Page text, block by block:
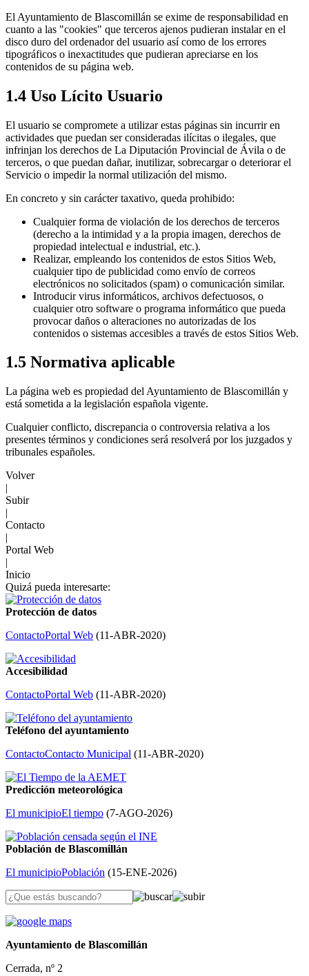
El Ayuntamiento de Blascomillán se exime de responsabilidad en
cuanto a las "cookies" que terceros ajenos pudieran instalar en el
disco duro del ordenador del usuario así como de los errores
tipográficos o inexactitudes que pudieran apreciarse en los
contenidos de su página web.
1.4 Uso Lícito Usuario
El usuario se compromete a utilizar estas páginas sin incurrir en
actividades que puedan ser consideradas ilícitas o ilegales, que
infrinjan los derechos de La Diputación Provincial de Ávila o de
terceros, o que puedan dañar, inutilizar, sobrecargar o deteriorar el
Servicio o impedir la normal utilización del mismo.
En concreto y sin carácter taxativo, queda prohibido:
Cualquier forma de violación de los derechos de terceros
(derecho a la intimidad y a la propia imagen, derechos de
propiedad intelectual e industrial, etc.).
Realizar, empleando los contenidos de estos Sitios Web,
cualquier tipo de publicidad como envío de correos
electrónicos no solicitados (spam) o comunicación similar.
Introducir virus informáticos, archivos defectuosos, o
cualquier otro software o programa informático que pueda
provocar daños o alteraciones no autorizadas de los
contenidos o sistemas accesibles a través de estos Sitios Web.
1.5 Normativa aplicable
La página web es propiedad del Ayuntamiento de Blascomillán y
está sometida a la legislación española vigente.
Cualquier conflicto, discrepancia o controversia relativa a los
presentes términos y condiciones será resolverá por los juzgados y
tribunales españoles.
Volver
|
Subir
|
Contacto
|
Portal Web
|
Inicio
Quizá pueda interesarte:
Protección de datos
ContactoPortal Web (11-ABR-2020)
Accesibilidad
ContactoPortal Web (11-ABR-2020)
Teléfono del ayuntamiento
ContactoContacto Municipal (11-ABR-2020)
Predicción meteorológica
El municipioEl tiempo (7-AGO-2026)
Población de Blascomillán
El municipioPoblación (15-ENE-2026)
Ayuntamiento de Blascomillán
Cerrada, nº 2